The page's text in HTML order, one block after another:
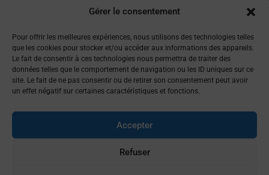
Gérer le consentement
Pour offrir les meilleures expériences, nous utilisons des technologies telles
que les cookies pour stocker et/ou accéder aux informations des appareils.
Le fait de consentir à ces technologies nous permettra de traiter des
données telles que le comportement de navigation ou les ID uniques sur ce
site. Le fait de ne pas consentir ou de retirer son consentement peut avoir
un effet négatif sur certaines caractéristiques et fonctions.
Accepter
Refuser
Copyright © 2024 – Par SYSTEMILIA